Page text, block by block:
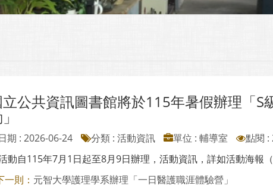
公共資訊圖書館將於115年暑假辦理「
期 : 2026-06-24 分類 : 活動資訊 單位 : 輔導室
點閱 :
動自115年7月1日起至8月9日辦理，活動資訊，詳如活動海報
一則： 元智大學護理學系辦理「一日醫護職涯體驗營」